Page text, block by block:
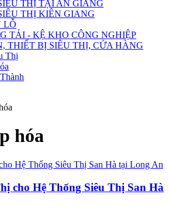
THỊ TẠI AN GIANG
THỊ KIÊN GIANG
LỖ
TẢI - KỆ KHO CÔNG NGHIỆP
THIẾT BỊ SIÊU THỊ, CỬA HÀNG
Thị
hóa
cho Hệ Thống Siêu Thị San Hà